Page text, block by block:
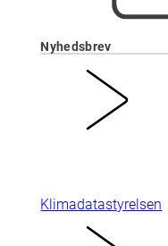
Nyhedsbrev
Klimadatastyrelsen